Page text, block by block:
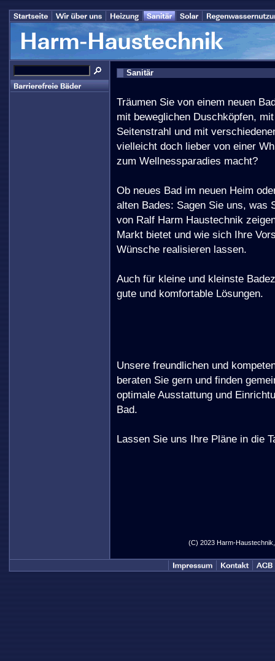
Sanitär
Träumen Sie von einem neuen
mit beweglichen Duschköpfen,
Seitenstrahl und mit
vielleicht doch lieber von einer
zum Wellnessparadies macht?
Ob neues Bad im neuen Heim
alten Bades: Sagen Sie uns, was
von Ralf Harm Haustechnik
Markt bietet und wie sich Ihre
Wünsche realisieren lassen.
Auch für kleine und kleinste
gute und komfortable Lösungen.
Unsere freundlichen und
beraten Sie gern und finden
optimale Ausstattung und
Bad.
Lassen Sie uns Ihre Pläne in die
(C) 2023 Harm-